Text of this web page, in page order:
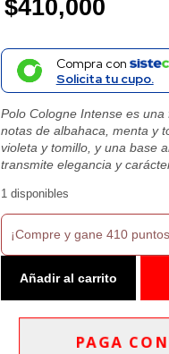
$410,000
Compra con
Solicita tu cupo.
Polo Cologne Intense es
notas de albahaca, menta y
violeta y tomillo, y una base
transmite elegancia y
1 disponibles
¡Compre y gane 410
PoloAñadir al carrito
PAGA